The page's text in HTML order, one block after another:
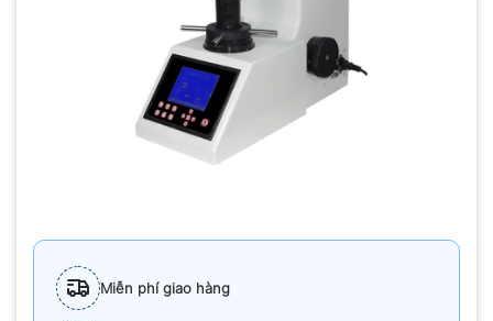
Miễn phí giao hàng